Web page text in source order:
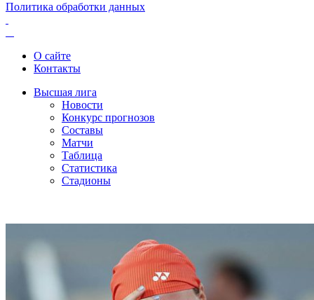
Политика обработки данных
О сайте
Контакты
Высшая лига
Новости
Конкурс прогнозов
Составы
Матчи
Таблица
Статистика
Стадионы